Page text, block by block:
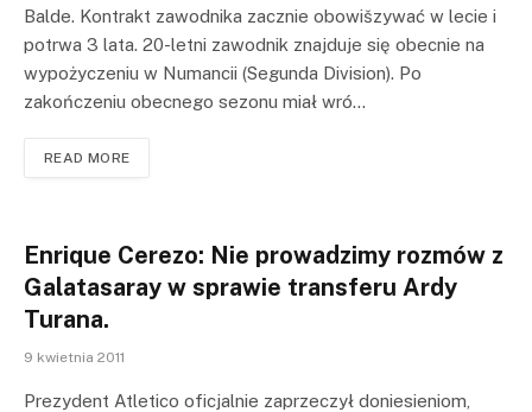
Balde. Kontrakt zawodnika zacznie obowišzywać w lecie i
potrwa 3 lata. 20-letni zawodnik znajduje się obecnie na
wypożyczeniu w Numancii (Segunda Division). Po
zakończeniu obecnego sezonu miał wró…
READ MORE
Enrique Cerezo: Nie prowadzimy rozmów z
Galatasaray w sprawie transferu Ardy
Turana.
9 kwietnia 2011
Prezydent Atletico oficjalnie zaprzeczył doniesieniom,